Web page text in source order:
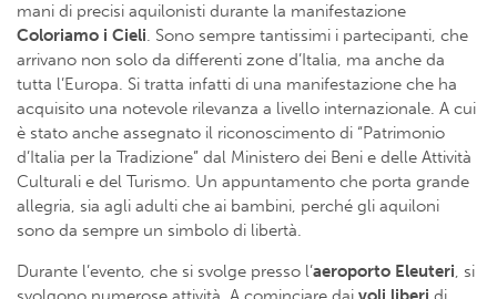
mani di precisi aquilonisti durante la manifestazione
Coloriamo i Cieli. Sono sempre tantissimi i partecipanti, che
arrivano non solo da differenti zone d’Italia, ma anche da
tutta l’Europa. Si tratta infatti di una manifestazione che ha
acquisito una notevole rilevanza a livello internazionale. A cui
è stato anche assegnato il riconoscimento di “Patrimonio
d’Italia per la Tradizione” dal Ministero dei Beni e delle Attività
Culturali e del Turismo. Un appuntamento che porta grande
allegria, sia agli adulti che ai bambini, perché gli aquiloni
sono da sempre un simbolo di libertà.
Durante l’evento, che si svolge presso l’aeroporto Eleuteri, si